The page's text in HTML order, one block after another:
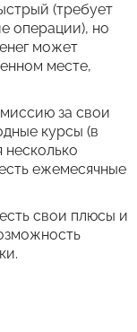
(требует
операции), но
может
месте,
за свои
курсы (в
несколько
ежемесячные
свои плюсы и